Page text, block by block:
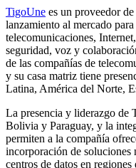
TigoUne es un proveedor
lanzamiento al mercado
telecomunicaciones,
seguridad, voz y
de las compañías de
y su casa matriz tiene
Latina, América del Norte,
La presencia y liderazgo de
Bolivia y Paraguay, y la
permiten a la compañía
incorporación de soluciones
centros de datos en